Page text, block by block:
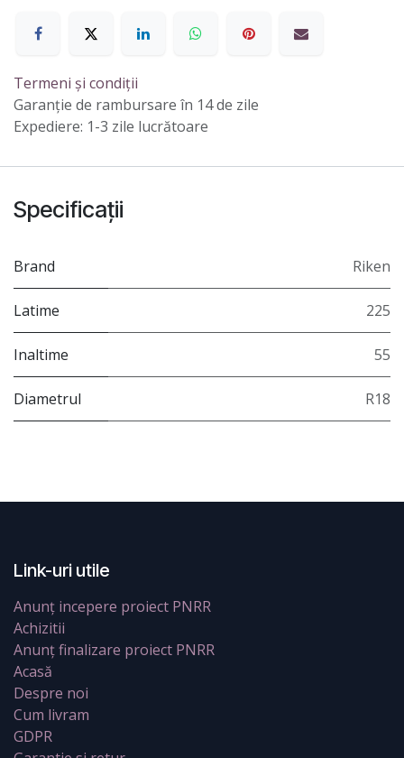
Termeni și condiții
Garanție de rambursare în 14 de zile
Expediere: 1-3 zile lucrătoare
Specificații
Brand Riken
Latime 225
Inaltime 55
Diametrul R18
Link-uri utile
Anunț incepere proiect PNRR
Achizitii
Anunț finalizare proiect PNRR
Acasă
Despre noi
Cum livram
GDPR